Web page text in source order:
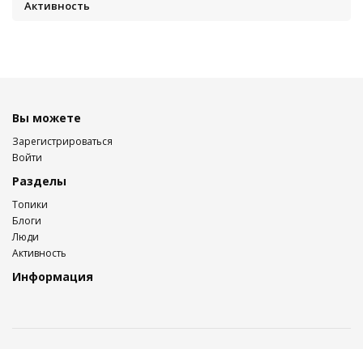
Активность
Вы можете
Зарегистрироваться
Войти
Разделы
Топики
Блоги
Люди
Активность
Информация